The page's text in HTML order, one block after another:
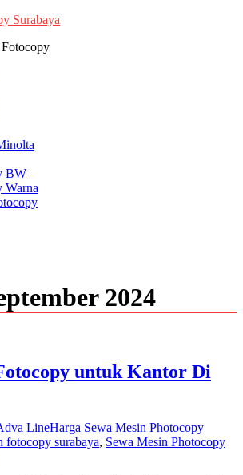
Surabaya
BW
Warna
2024
untuk Kantor Di
LineHarga Sewa Mesin Photocopy
fotocopy surabaya, Sewa Mesin Photocopy